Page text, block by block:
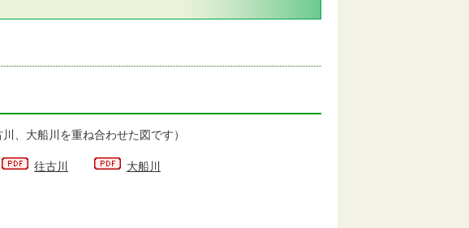
、大船川を重ね合わせた図です）
往古川 大船川